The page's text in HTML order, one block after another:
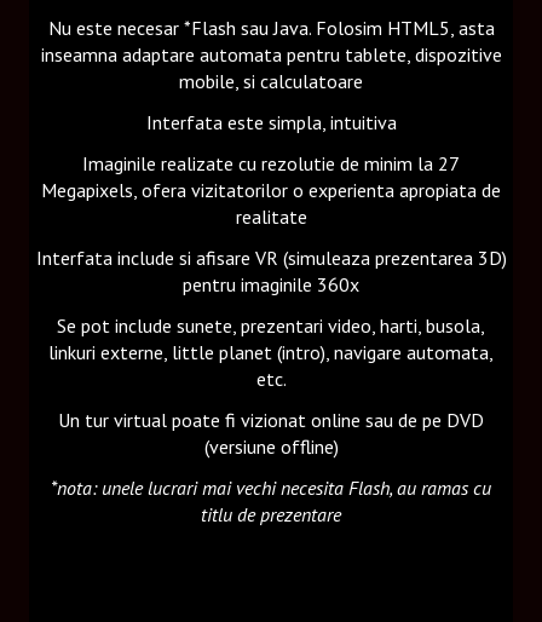
Nu este necesar *Flash sau Java. Folosim HTML5, asta
inseamna adaptare automata pentru tablete, dispozitive
mobile, si calculatoare
Interfata este simpla, intuitiva
Imaginile realizate cu rezolutie de minim la 27
Megapixels, ofera vizitatorilor o experienta apropiata de
realitate
Interfata include si afisare VR (simuleaza prezentarea 3D)
pentru imaginile 360x
Se pot include sunete, prezentari video, harti, busola,
linkuri externe, little planet (intro), navigare automata,
etc.
Un tur virtual poate fi vizionat online sau de pe DVD
(versiune offline)
*nota: unele lucrari mai vechi necesita Flash, au ramas cu
titlu de prezentare